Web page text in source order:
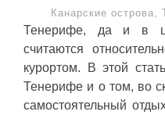
Канарские
Тенерифе, да и в
считаются
курортом. В этой
Тенерифе и о том, во
самостоятельный